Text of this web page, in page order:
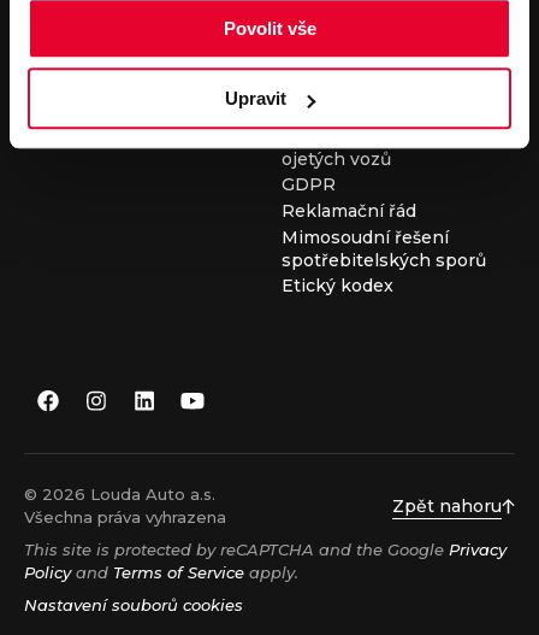
Povolit vše
Upravit
vozidel
Všeobecné obchodní
podmínky pro provádění
servisních prací
Všeobecné obchodní
podmínky při nákupu
ojetých vozů
GDPR
Reklamační řád
Mimosoudní řešení
spotřebitelských sporů
Etický kodex
© 2026 Louda Auto a.s.
Všechna práva vyhrazena
Zpět nahoru
This site is protected by reCAPTCHA and the Google Privacy
Policyand Terms of Service apply.
Nastavení souborů cookies